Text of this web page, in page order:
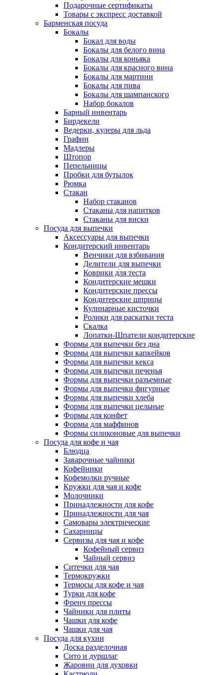
Подарочные сертификаты
Товары с экспресс доставкой
Барменская посуда
Бокалы
Бокал для воды
Бокалы для белого вина
Бокалы для коньяка
Бокалы для красного вина
Бокалы для мартини
Бокалы для пива
Бокалы для шампанского
Набор бокалов
Барный инвентарь
Бирдекели
Ведерки, кулеры для льда
Графин
Мадлеры
Штопор
Пепельницы
Пробки для бутылок
Рюмка
Стакан
Набор стаканов
Стаканы для напитков
Стаканы для виски
Посуда для выпечки
Аксессуары для выпечки
Кондитерский инвентарь
Венчики для взбивания
Делители для выпечки
Коврики для теста
Кондитерские мешки
Кондитерские прессы
Кондитерские шприцы
Кулинарные кисточки
Ролики для раскатки теста
Скалка
Лопатки-Шпатели кондитерские
Формы для выпечки без дна
Формы для выпечки капкейков
Формы для выпечки кекса
Формы для выпечки печенья
Формы для выпечки разъемные
Формы для выпечки фигурные
Формы для выпечки хлеба
Формы для выпечки цельные
Формы для конфет
Формы для маффинов
Формы силиконовые для выпечки
Посуда для кофе и чая
Блюдца
Заварочные чайники
Кофейники
Кофемолки ручные
Кружки для чая и кофе
Молочники
Принадлежности для кофе
Принадлежности для чая
Самовары электрические
Сахарницы
Сервизы для чая и кофе
Кофейный сервиз
Чайный сервиз
Ситечки для чая
Термокружки
Термосы для кофе и чая
Турки для кофе
Френч прессы
Чайники для плиты
Чашки для кофе
Чашки для чая
Посуда для кухни
Доска разделочная
Сито и дуршлаг
Жаровни для духовки